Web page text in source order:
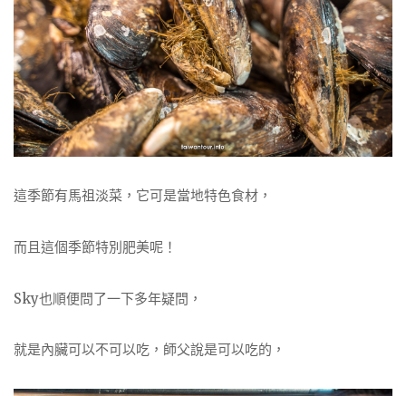
這季節有馬祖淡菜，它可是當地特色食材，
而且這個季節特別肥美呢！
Sky也順便問了一下多年疑問，
就是內臟可以不可以吃，師父說是可以吃的，